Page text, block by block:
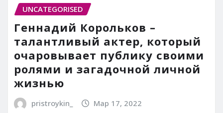
UNCATEGORISED
Геннадий Корольков –
талантливый актер, который
очаровывает публику своими
ролями и загадочной личной
жизнью
pristroykin_ Мар 17, 2022